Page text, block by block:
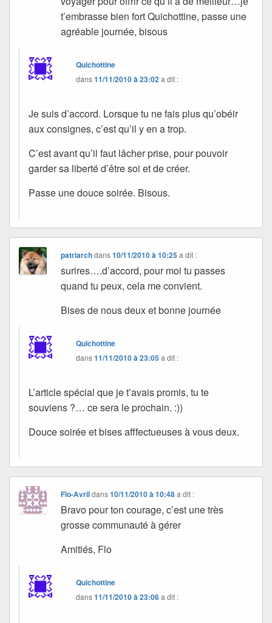
t’embrasse bien fort Quichottine, passe une
agréable journée, bisous
Quichottine
dans11/11/2010 à 23:02a dit :
Je suis d’accord. Lorsque tu ne fais plus qu’obéir
aux consignes, c’est qu’il y en a trop.
C’est avant qu’il faut lâcher prise, pour pouvoir
garder sa liberté d’être soi et de créer.
Passe une douce soirée. Bisous.
patriarchdans10/11/2010 à 10:25 a dit :
surires….d’accord, pour moi tu passes
quand tu peux, cela me convient.
Bises de nous deux et bonne journée
Quichottine
dans11/11/2010 à 23:05a dit :
L’article spécial que je t’avais promis, tu te
souviens ?… ce sera le prochain. :))
Douce soirée et bises afffectueuses à vous deux.
Flo-Avrildans10/11/2010 à 10:48 a dit :
Bravo pour ton courage, c’est une très
grosse communauté à gérer
Amitiés, Flo
Quichottine
dans11/11/2010 à 23:06a dit :